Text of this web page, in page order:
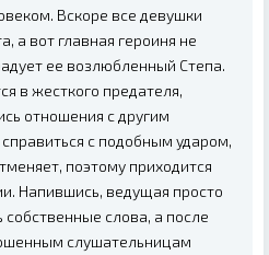
Вскоре все девушки
а вот главная героиня не
ее возлюбленный Степа.
в жесткого предателя,
отношения с другим
с подобным ударом,
поэтому приходится
Напившись, ведущая просто
собственные слова, а после
слушательницам